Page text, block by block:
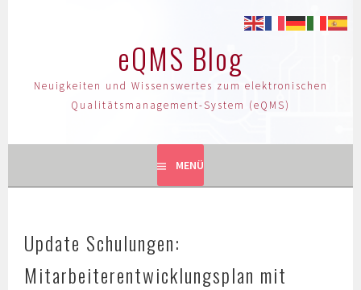
eQMS Blog
Neuigkeiten und Wissenswertes zum elektronischen
Qualitätsmanagement-System (eQMS)
MENÜ
Update Schulungen:
Mitarbeiterentwicklungsplan mit